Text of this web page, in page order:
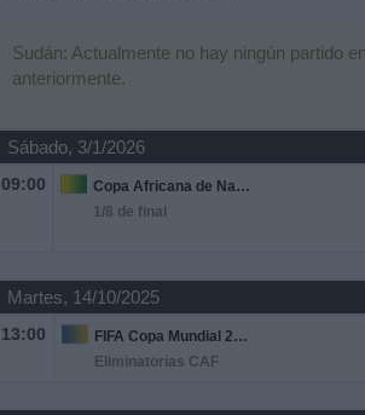
Sudán: Actualmente no hay ningún partido
anteriormente.
Sábado, 3/1/2026
09:00
Copa Africana de Naciones
1/8 de final
Martes, 14/10/2025
13:00
FIFA Copa Mundial 2026
Eliminatorias CAF